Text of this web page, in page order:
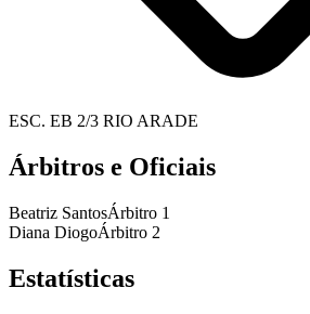
ESC. EB 2/3 RIO ARADE
Árbitros e Oficiais
Beatriz SantosÁrbitro 1
Diana DiogoÁrbitro 2
Estatísticas